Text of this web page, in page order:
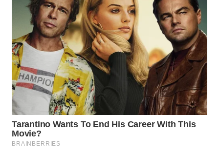
WAHANA
SPORT
WAHANA
UMKM
WAHANA
SELEB
PERSONA